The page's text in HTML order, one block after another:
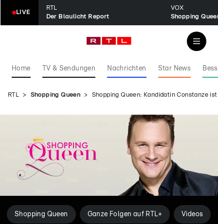
LIVE
RTL
Der Blaulicht Report
VOX
Shopping
Home TV & Sendungen Nachrichten Star News
RTL Shopping Queen Shopping Queen: Kandidatin Constanze
Shopping Queen Ganze Folgen auf RTL+ Videos